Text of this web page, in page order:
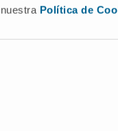
Política de
y trastornos
neurológicas,
y la epilepsia,